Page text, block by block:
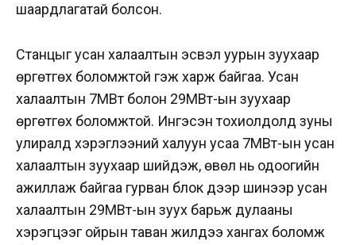
шаардлагатай болсон.
Станцыг усан халаалтын эсвэл уурын зуухаар
өргөтгөх боломжтой гэж харж байгаа. Усан
халаалтын 7МВт болон 29МВт-ын зуухаар
өргөтгөх боломжтой. Ингэсэн тохиолдолд зуны
улиралд хэрэглээний халуун усаа 7МВт-ын усан
халаалтын зуухаар шийдэж, өвөл нь одоогийн
ажиллаж байгаа гурван блок дээр шинээр усан
халаалтын 29МВт-ын зуух барьж дулааны
хэрэгцээг ойрын таван жилдээ хангах боломж